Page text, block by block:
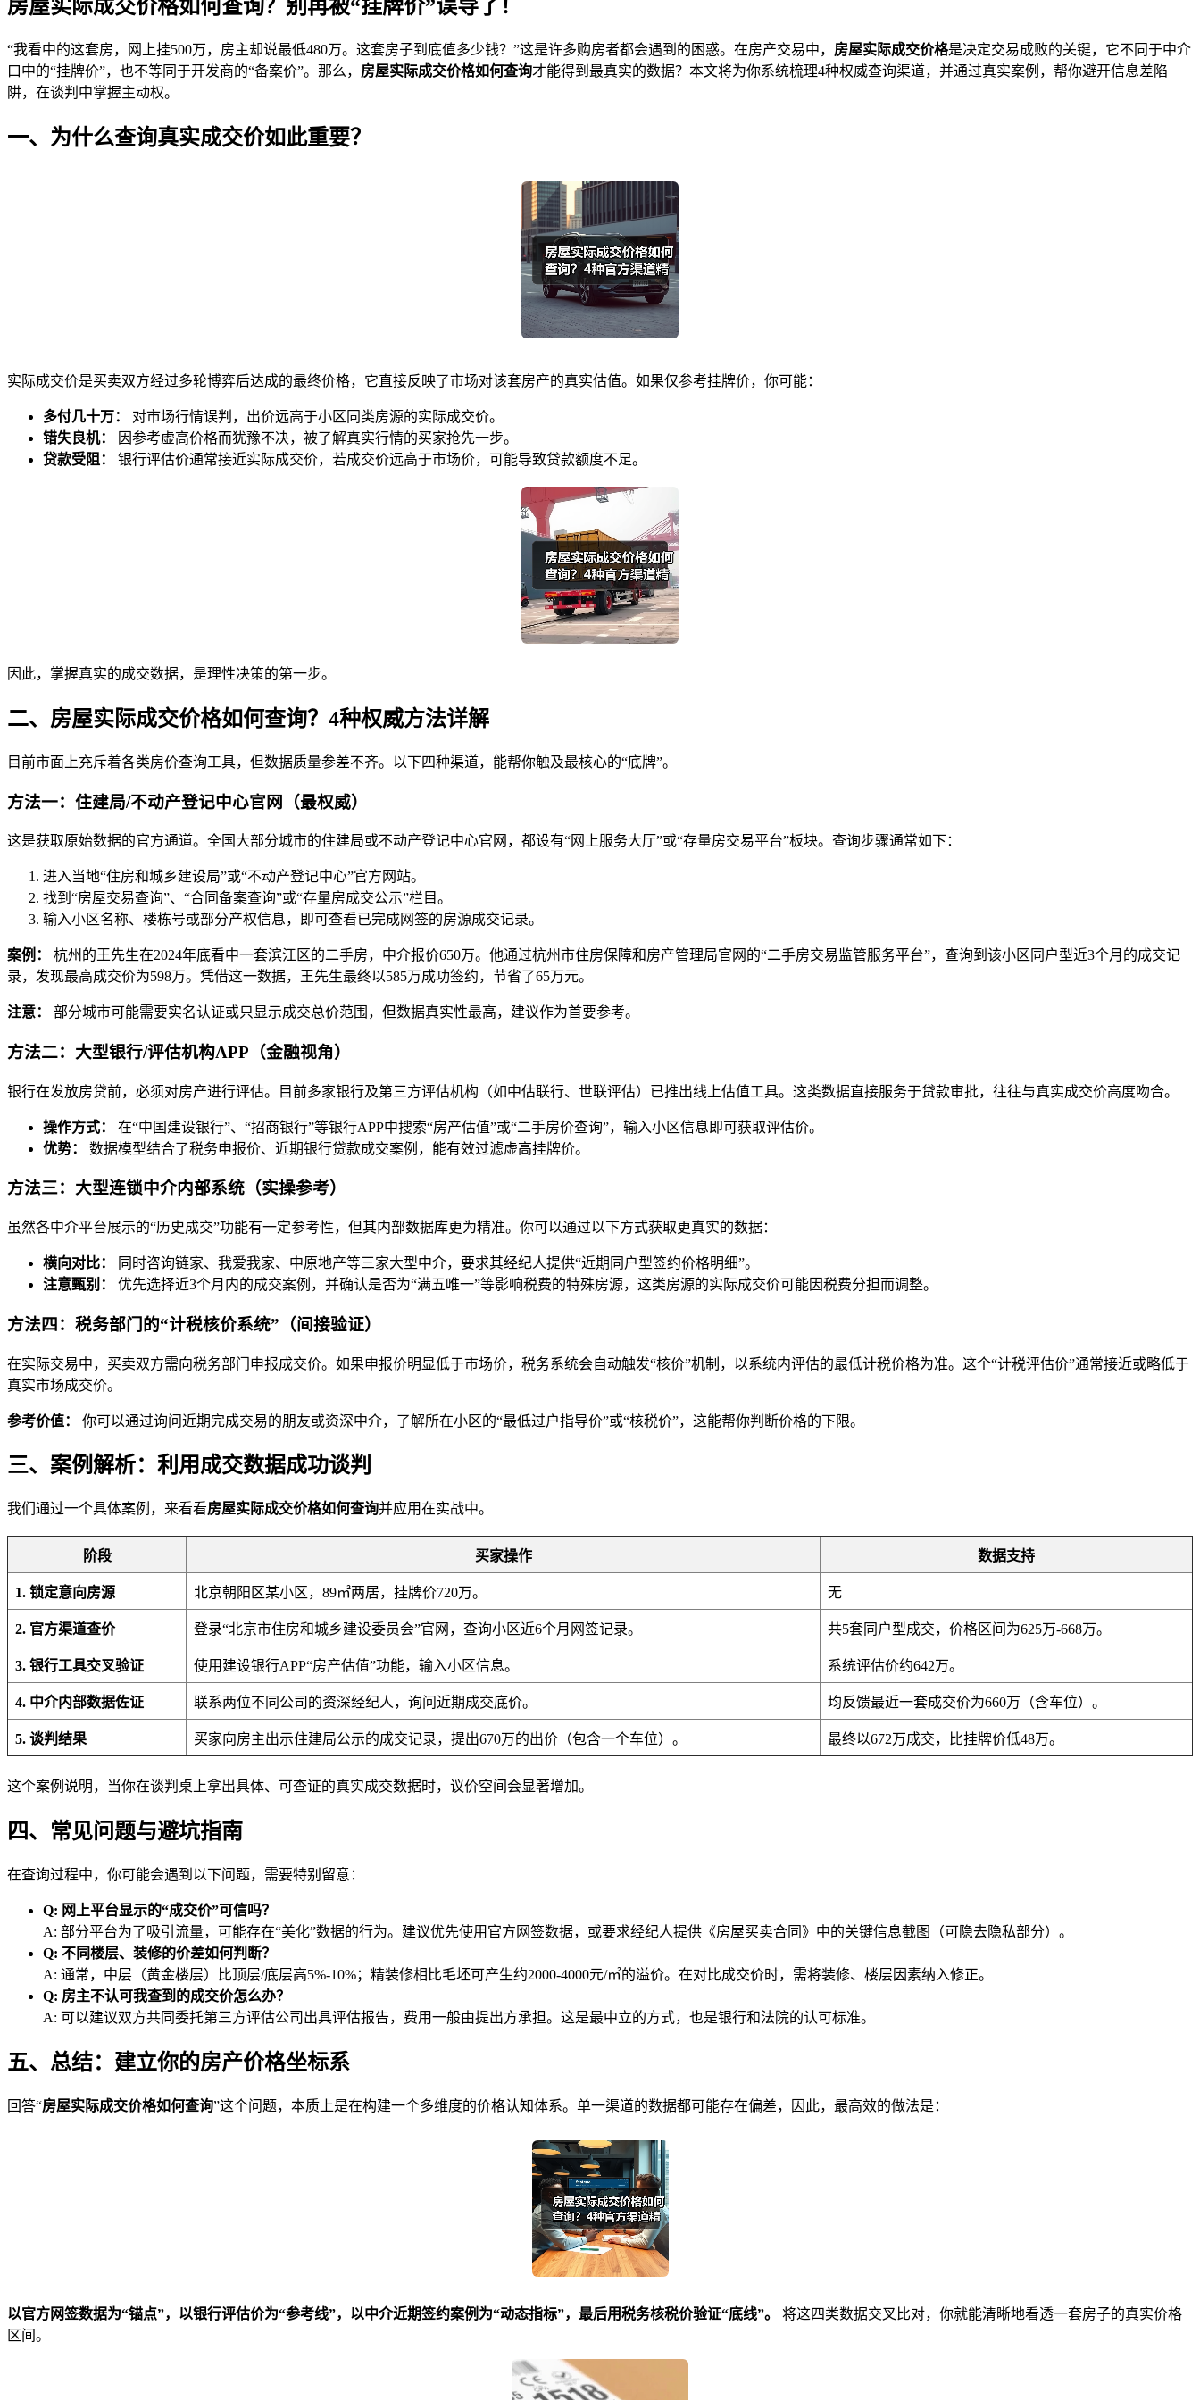
房屋实际成交价格如何查询？别再被“挂牌价”误导了！
“我看中的这套房，网上挂500万，房主却说最低480万。这套房子到底值多少钱？”这是许多购房者都会遇到的困惑。在房产交易中， 房屋实际成交价格是决定交易成败的关键，它不同于中介
口中的“挂牌价”，也不等同于开发商的“备案价”。那么， 房屋实际成交价格如何查询才能得到最真实的数据？本文将为你系统梳理4种权威查询渠道，并通过真实案例，帮你避开信息差陷
阱，在谈判中掌握主动权。
一、为什么查询真实成交价如此重要？
实际成交价是买卖双方经过多轮博弈后达成的最终价格，它直接反映了市场对该套房产的真实估值。如果仅参考挂牌价，你可能：
多付几十万：
对市场行情误判，出价远高于小区同类房源的实际成交价。
错失良机：
因参考虚高价格而犹豫不决，被了解真实行情的买家抢先一步。
贷款受阻：
银行评估价通常接近实际成交价，若成交价远高于市场价，可能导致贷款额度不足。
因此，掌握真实的成交数据，是理性决策的第一步。
二、房屋实际成交价格如何查询？4种权威方法详解
目前市面上充斥着各类房价查询工具，但数据质量参差不齐。以下四种渠道，能帮你触及最核心的“底牌”。
方法一：住建局/不动产登记中心官网（最权威）
这是获取原始数据的官方通道。全国大部分城市的住建局或不动产登记中心官网，都设有“网上服务大厅”或“存量房交易平台”板块。查询步骤通常如下：
进入当地“住房和城乡建设局”或“不动产登记中心”官方网站。
找到“房屋交易查询”、“合同备案查询”或“存量房成交公示”栏目。
输入小区名称、楼栋号或部分产权信息，即可查看已完成网签的房源成交记录。
案例：
杭州的王先生在2024年底看中一套滨江区的二手房，中介报价650万。他通过杭州市住房保障和房产管理局官网的“二手房交易监管服务平台”，查询到该小区同户型近3个月的成交记
录，发现最高成交价为598万。凭借这一数据，王先生最终以585万成功签约，节省了65万元。
注意： 部分城市可能需要实名认证或只显示成交总价范围，但数据真实性最高，建议作为首要参考。
方法二：大型银行/评估机构APP（金融视角）
银行在发放房贷前，必须对房产进行评估。目前多家银行及第三方评估机构（如中估联行、世联评估）已推出线上估值工具。这类数据直接服务于贷款审批，往往与真实成交价高度吻合。
操作方式：
在“中国建设银行”、“招商银行”等银行APP中搜索“房产估值”或“二手房价查询”，输入小区信息即可获取评估价。
优势：
数据模型结合了税务申报价、近期银行贷款成交案例，能有效过滤虚高挂牌价。
方法三：大型连锁中介内部系统（实操参考）
虽然各中介平台展示的“历史成交”功能有一定参考性，但其内部数据库更为精准。你可以通过以下方式获取更真实的数据：
横向对比：
同时咨询链家、我爱我家、中原地产等三家大型中介，要求其经纪人提供“近期同户型签约价格明细”。
注意甄别：
优先选择近3个月内的成交案例，并确认是否为“满五唯一”等影响税费的特殊房源，这类房源的实际成交价可能因税费分担而调整。
方法四：税务部门的“计税核价系统”（间接验证）
在实际交易中，买卖双方需向税务部门申报成交价。如果申报价明显低于市场价，税务系统会自动触发“核价”机制，以系统内评估的最低计税价格为准。这个“计税评估价”通常接近或略低于
真实市场成交价。
参考价值： 你可以通过询问近期完成交易的朋友或资深中介，了解所在小区的“最低过户指导价”或“核税价”，这能帮你判断价格的下限。
三、案例解析：利用成交数据成功谈判
我们通过一个具体案例，来看看房屋实际成交价格如何查询并应用在实战中。
阶段 买家操作 数据支持
1. 锁定意向房源 北京朝阳区某小区，89㎡两居，挂牌价720万。 无
2. 官方渠道查价 登录“北京市住房和城乡建设委员会”官网，查询小区近6个月网签记录。 共5套同户型成交，价格区间为625万-668万。
3. 银行工具交叉验证 使用建设银行APP“房产估值”功能，输入小区信息。 系统评估价约642万。
4. 中介内部数据佐证 联系两位不同公司的资深经纪人，询问近期成交底价。 均反馈最近一套成交价为660万（含车位）。
5. 谈判结果 买家向房主出示住建局公示的成交记录，提出670万的出价（包含一个车位）。 最终以672万成交，比挂牌价低48万。
这个案例说明，当你在谈判桌上拿出具体、可查证的真实成交数据时，议价空间会显著增加。
四、常见问题与避坑指南
在查询过程中，你可能会遇到以下问题，需要特别留意：
Q: 网上平台显示的“成交价”可信吗？
A: 部分平台为了吸引流量，可能存在“美化”数据的行为。建议优先使用官方网签数据，或要求经纪人提供《房屋买卖合同》中的关键信息截图（可隐去隐私部分）。
Q: 不同楼层、装修的价差如何判断？
A: 通常，中层（黄金楼层）比顶层/底层高5%-10%；精装修相比毛坯可产生约2000-4000元/㎡的溢价。在对比成交价时，需将装修、楼层因素纳入修正。
Q: 房主不认可我查到的成交价怎么办？
A: 可以建议双方共同委托第三方评估公司出具评估报告，费用一般由提出方承担。这是最中立的方式，也是银行和法院的认可标准。
五、总结：建立你的房产价格坐标系
回答“房屋实际成交价格如何查询”这个问题，本质上是在构建一个多维度的价格认知体系。单一渠道的数据都可能存在偏差，因此，最高效的做法是：
以官方网签数据为“锚点”，以银行评估价为“参考线”，以中介近期签约案例为“动态指标”，最后用税务核税价验证“底线”。
将这四类数据交叉比对，你就能清晰地看透一套房子的真实价格
区间。